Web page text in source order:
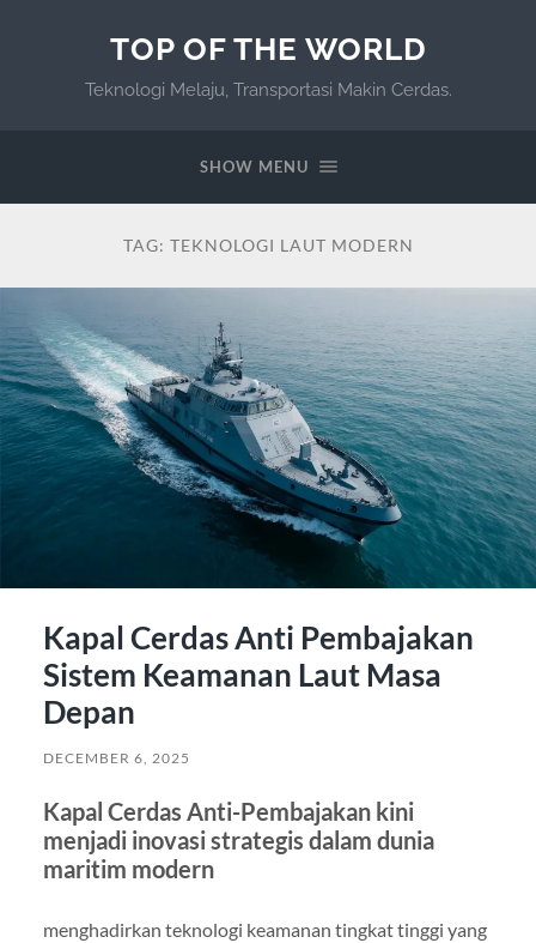
TOP OF THE WORLD
Teknologi Melaju, Transportasi Makin Cerdas.
SHOW MENU
TAG: TEKNOLOGI LAUT MODERN
Kapal Cerdas Anti Pembajakan
Sistem Keamanan Laut Masa
Depan
DECEMBER 6, 2025
Kapal Cerdas Anti-Pembajakan kini
menjadi inovasi strategis dalam dunia
maritim modern
menghadirkan teknologi keamanan tingkat tinggi yang